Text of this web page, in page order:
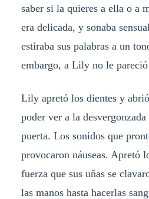
saber si la quieres a ella o a
era delicada, y sonaba
estiraba sus palabras a un
embargo, a Lily no le
Lily apretó los dientes y
poder ver a la
puerta. Los sonidos que
provocaron náuseas. Apretó
fuerza que sus uñas se
las manos hasta hacerlas